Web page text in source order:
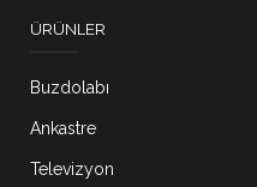
ÜRÜNLER
Buzdolabı
Ankastre
Televizyon